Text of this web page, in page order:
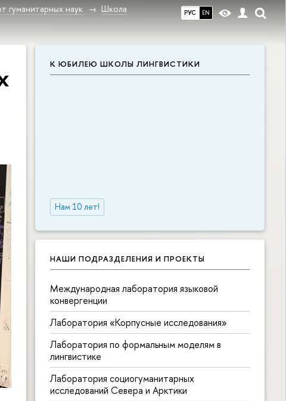
РУС EN
гуманитарных наук
Школа
К ЮБИЛЕЮ ШКОЛЫ ЛИНГВИСТИКИ
Нам 10 лет!
НАШИ ПОДРАЗДЕЛЕНИЯ И ПРОЕКТЫ
Международная лаборатория языковой
конвергенции
Лаборатория «Корпусные исследования»
Лаборатория по формальным моделям в
лингвистике
Лаборатория социогуманитарных
исследований Севера и Арктики